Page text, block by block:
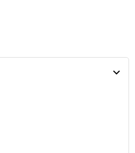
Ribanalı Paça